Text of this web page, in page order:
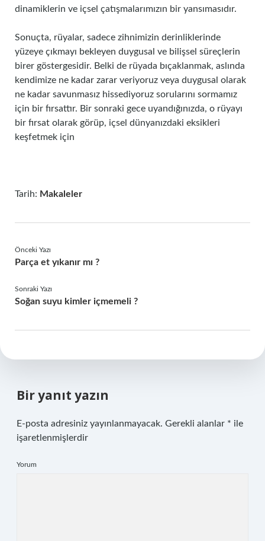
dinamiklerin ve içsel çatışmalarımızın bir yansımasıdır.
Sonuçta, rüyalar, sadece zihnimizin derinliklerinde
yüzeye çıkmayı bekleyen duygusal ve bilişsel süreçlerin
birer göstergesidir. Belki de rüyada bıçaklanmak, aslında
kendimize ne kadar zarar veriyoruz veya duygusal olarak
ne kadar savunmasız hissediyoruz sorularını sormamız
için bir fırsattır. Bir sonraki gece uyandığınızda, o rüyayı
bir fırsat olarak görüp, içsel dünyanızdaki eksikleri
keşfetmek için
Tarih: Makaleler
Önceki Yazı
Parça et yıkanır mı ?
Sonraki Yazı
Soğan suyu kimler içmemeli ?
Bir yanıt yazın
E-posta adresiniz yayınlanmayacak. Gerekli alanlar * ile
işaretlenmişlerdir
Yorum